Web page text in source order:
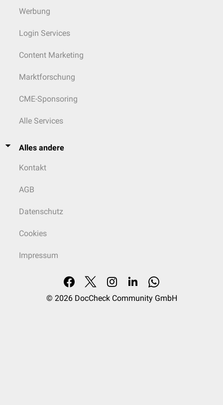
Werbung
Login Services
Content Marketing
Marktforschung
CME-Sponsoring
Alle Services
Alles andere
Kontakt
AGB
Datenschutz
Cookies
Impressum
© 2026 DocCheck Community GmbH